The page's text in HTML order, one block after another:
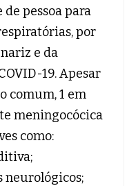
pessoa para
por
e da
19. Apesar
comum, 1 em
meningocócica
como:
neurológicos;